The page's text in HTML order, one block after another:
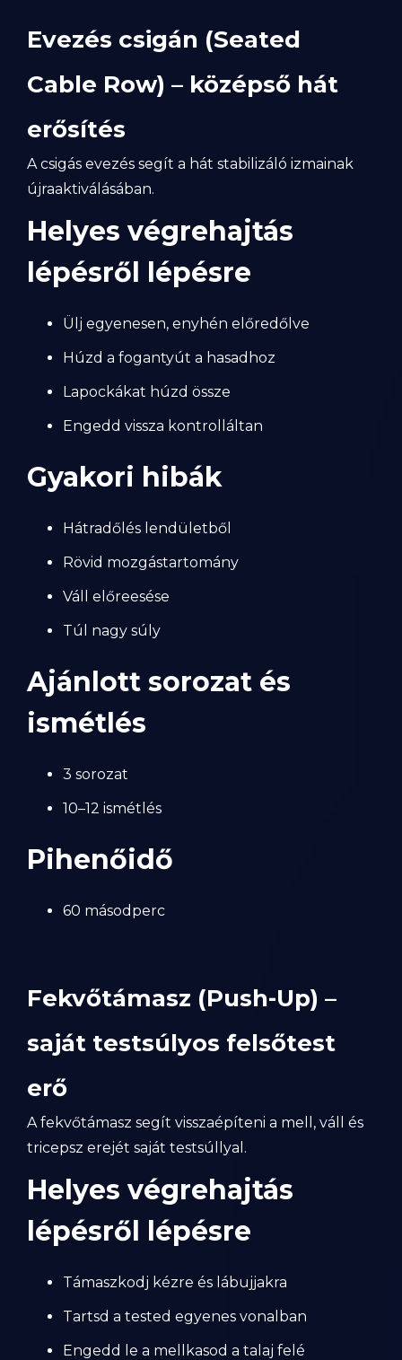
Evezés csigán (Seated
Cable Row) – középső hát
erősítés
A csigás evezés segít a hát stabilizáló izmainak
újraaktiválásában.
Helyes végrehajtás
lépésről lépésre
Ülj egyenesen, enyhén előredőlve
Húzd a fogantyút a hasadhoz
Lapockákat húzd össze
Engedd vissza kontrolláltan
Gyakori hibák
Hátradőlés lendületből
Rövid mozgástartomány
Váll előreesése
Túl nagy súly
Ajánlott sorozat és
ismétlés
3 sorozat
10–12 ismétlés
Pihenőidő
60 másodperc
Fekvőtámasz (Push-Up) –
saját testsúlyos felsőtest
erő
A fekvőtámasz segít visszaépíteni a mell, váll és
tricepsz erejét saját testsúllyal.
Helyes végrehajtás
lépésről lépésre
Támaszkodj kézre és lábujjakra
Tartsd a tested egyenes vonalban
Engedd le a mellkasod a talaj felé